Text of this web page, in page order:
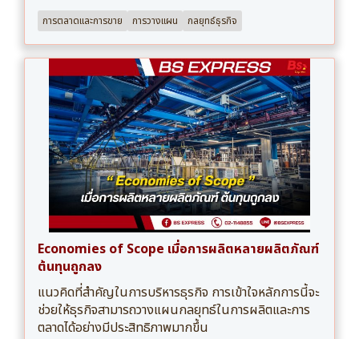
การตลาดและการขาย การวางแผน กลยุทธ์ธุรกิจ
Economies of Scope เมื่อการผลิตหลายผลิตภัณฑ์
ต้นทุนถูกลง
แนวคิดที่สำคัญในการบริหารธุรกิจ การเข้าใจหลักการนี้จะ
ช่วยให้ธุรกิจสามารถวางแผนกลยุทธ์ในการผลิตและการ
ตลาดได้อย่างมีประสิทธิภาพมากขึ้น